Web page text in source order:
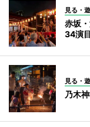
見る・
赤坂
34演
見る・
乃木